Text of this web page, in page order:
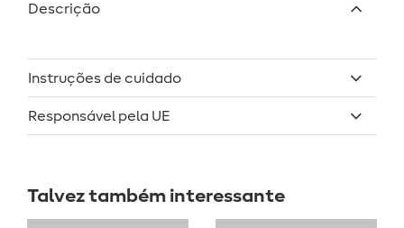
Descrição
Instruções de cuidado
Responsável pela UE
Talvez também interessante